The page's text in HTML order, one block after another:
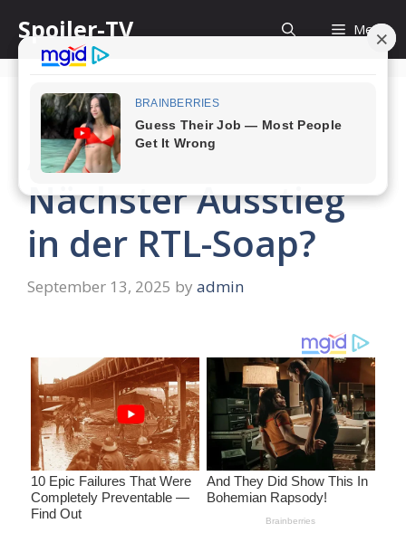
content
Spoiler-TV Menu
Alles was zählt:
Nächster Ausstieg
in der RTL-Soap?
September 13, 2025 by admin